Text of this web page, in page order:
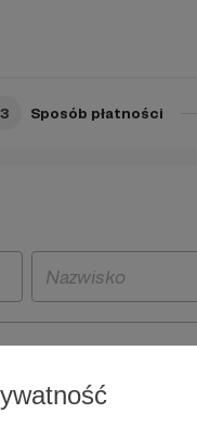
3 Sposób płatności